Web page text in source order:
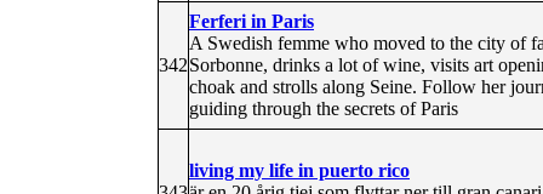
342
Ferferi in Paris
A Swedish femme who moved to the city of
Sorbonne, drinks a lot of wine, visits art
choak and strolls along Seine. Follow her
guiding through the secrets of Paris
living my life in puerto rico